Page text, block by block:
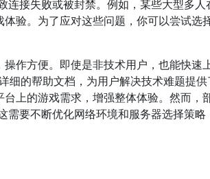
连接失败或被封禁。例如，某些大型多人
验。为了应对这些问题，你可以尝试选
作方便。即使是非技术用户，也能快速
细的帮助文档，为用户解决技术难题提
上的游戏需求，增强整体体验。然而，
要不断优化网络环境和服务器选择策略